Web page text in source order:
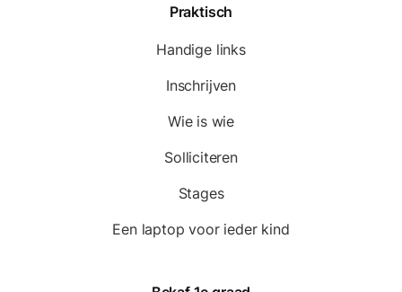
Praktisch
Handige links
Inschrijven
Wie is wie
Solliciteren
Stages
Een laptop voor ieder kind